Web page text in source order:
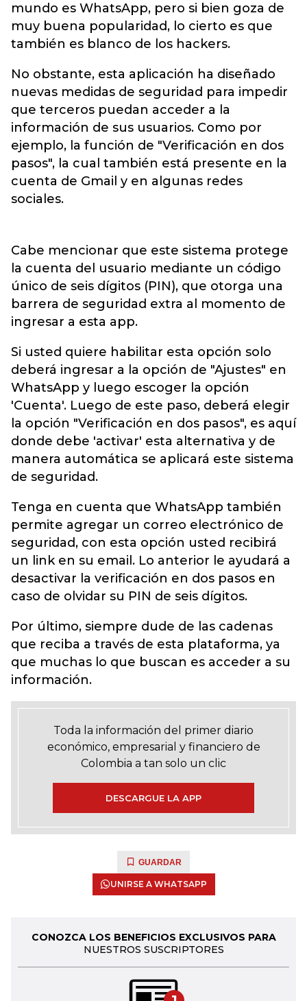
mundo es WhatsApp, pero si bien goza de
muy buena popularidad, lo cierto es que
también es blanco de los hackers.
No obstante, esta aplicación ha diseñado
nuevas medidas de seguridad para impedir
que terceros puedan acceder a la
información de sus usuarios. Como por
ejemplo, la función de "Verificación en dos
pasos", la cual también está presente en la
cuenta de Gmail y en algunas redes
sociales.
Cabe mencionar que este sistema protege
la cuenta del usuario mediante un código
único de seis dígitos (PIN), que otorga una
barrera de seguridad extra al momento de
ingresar a esta app.
Si usted quiere habilitar esta opción solo
deberá ingresar a la opción de "Ajustes" en
WhatsApp y luego escoger la opción
'Cuenta'. Luego de este paso, deberá elegir
la opción "Verificación en dos pasos", es aquí
donde debe 'activar' esta alternativa y de
manera automática se aplicará este sistema
de seguridad.
Tenga en cuenta que WhatsApp también
permite agregar un correo electrónico de
seguridad, con esta opción usted recibirá
un link en su email. Lo anterior le ayudará a
desactivar la verificación en dos pasos en
caso de olvidar su PIN de seis dígitos.
Por último, siempre dude de las cadenas
que reciba a través de esta plataforma, ya
que muchas lo que buscan es acceder a su
información.
Toda la información del primer diario
económico, empresarial y financiero de
Colombia a tan solo un clic
DESCARGUE LA APP
GUARDAR
UNIRSE A WHATSAPP
CONOZCA LOS BENEFICIOS EXCLUSIVOS PARA
NUESTROS SUSCRIPTORES